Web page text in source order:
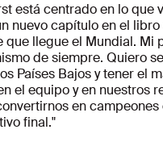
está centrado en lo que
nuevo capítulo en el libro
que llegue el Mundial. Mi
de siempre. Quiero
Países Bajos y tener el
el equipo y en nuestros
en campeones
final."